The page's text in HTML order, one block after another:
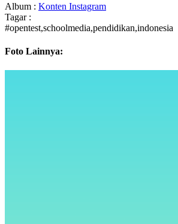
Album : Konten Instagram
Tagar :
#opentest,schoolmedia,pendidikan,indonesia
Foto Lainnya: